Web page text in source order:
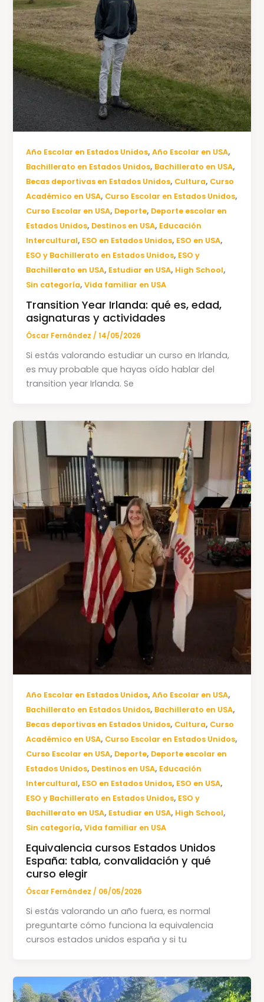
Año Escolar en Estados Unidos,Año Escolar en USA,
Bachillerato en Estados Unidos, Bachillerato en USA,
Becas deportivas en Estados Unidos, Cultura, Curso
Académico en USA, Curso Escolar en Estados Unidos,
Curso Escolar en USA, Deporte, Deporte escolar en
Estados Unidos, Destinos en USA, Educación
Intercultural, ESO en Estados Unidos, ESO en USA,
ESO y Bachillerato en Estados Unidos, ESO y
Bachillerato en USA, Estudiar en USA, High School,
Sin categoría,Vida familiar en USA
Transition Year Irlanda: qué es, edad,
asignaturas y actividades
Óscar Fernández /14/05/2026
Si estás valorando estudiar un curso en Irlanda,
es muy probable que hayas oído hablar del
transition year Irlanda. Se
Año Escolar en Estados Unidos,Año Escolar en USA,
Bachillerato en Estados Unidos, Bachillerato en USA,
Becas deportivas en Estados Unidos, Cultura, Curso
Académico en USA, Curso Escolar en Estados Unidos,
Curso Escolar en USA, Deporte, Deporte escolar en
Estados Unidos, Destinos en USA, Educación
Intercultural, ESO en Estados Unidos, ESO en USA,
ESO y Bachillerato en Estados Unidos, ESO y
Bachillerato en USA, Estudiar en USA, High School,
Sin categoría,Vida familiar en USA
Equivalencia cursos Estados Unidos
España: tabla, convalidación y qué
curso elegir
Óscar Fernández/ 06/05/2026
Si estás valorando un año fuera, es normal
preguntarte cómo funciona la equivalencia
cursos estados unidos españa y si tu